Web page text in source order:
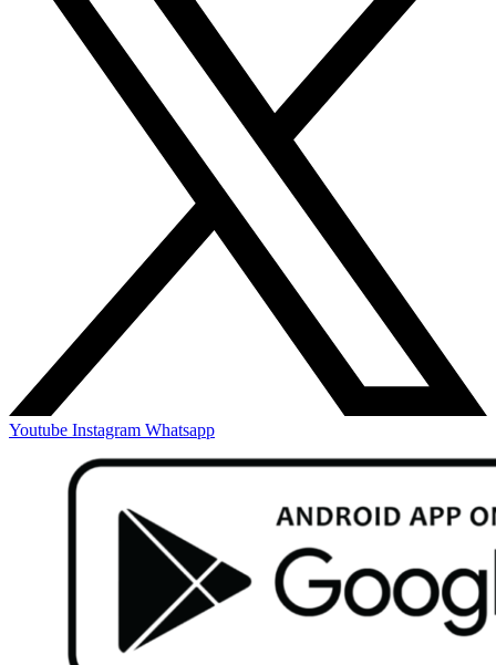
Youtube Instagram Whatsapp